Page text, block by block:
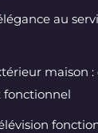
au
maison :
fonctionnel